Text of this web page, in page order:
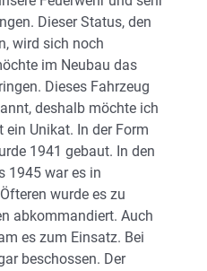
Dieser Status, den
wird sich noch
im Neubau das
Dieses Fahrzeug
deshalb möchte ich
ein Unikat. In der Form
1941 gebaut. In den
1945 war es in
wurde es zu
abkommandiert. Auch
es zum Einsatz. Bei
beschossen. Der